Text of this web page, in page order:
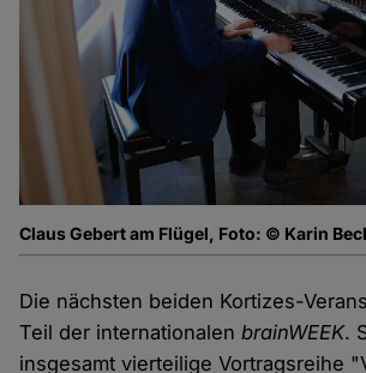
Claus Gebert am Flügel, Foto: © Karin
Die nächsten beiden Kortizes-
Teil der internationalenbrainWEEK.
insgesamt vierteilige Vortragsreihe